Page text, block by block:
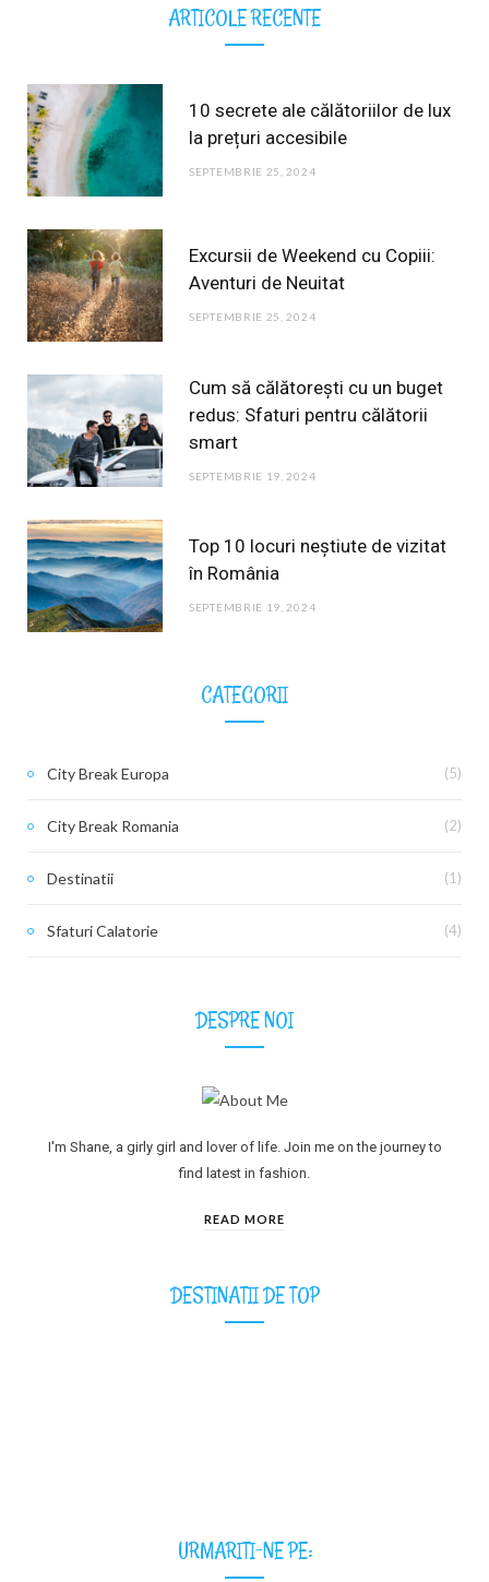
f
o
r
:
ARTICOLE RECENTE
10 secrete ale călătoriilor de lux
la prețuri accesibile
SEPTEMBRIE 25, 2024
Excursii de Weekend cu Copiii:
Aventuri de Neuitat
SEPTEMBRIE 25, 2024
Cum să călătorești cu un buget
redus: Sfaturi pentru călătorii
smart
SEPTEMBRIE 19, 2024
Top 10 locuri neștiute de vizitat
în România
SEPTEMBRIE 19, 2024
CATEGORII
City Break Europa (5)
City Break Romania (2)
Destinatii (1)
Sfaturi Calatorie (4)
DESPRE NOI
I'm Shane, a girly girl and lover of life. Join me on the journey to
find latest in fashion.
READ MORE
DESTINATII DE TOP
URMARITI-NE PE: